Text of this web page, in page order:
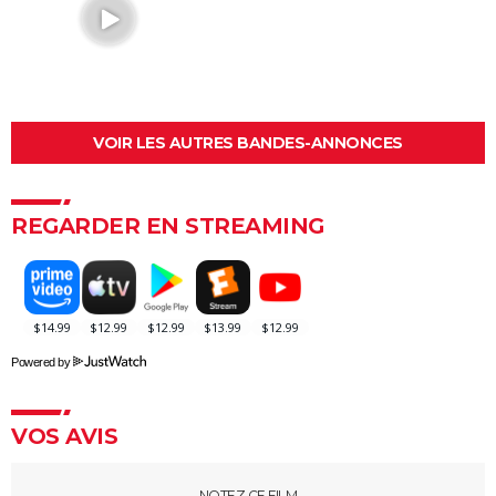
Mission Impossible 8 : Tom Cruise refuse de répondre
à cette question que tout le monde se pose
Mission Impossible 7 : casting, avis, bande-annonce,
Avengers Doomsday : la bande-annonce est enfin
sortie, et on ne comprend plus grand chose au MCU
Tomb Raider : synopsis, Alicia Vikander, streaming,
avis... Tout sur le film sur Lara Croft
Shang Chi : synopsis, casting, scènes post-générique,
streaming, critiques, Disney+...
film ?
Venom : synopsis, casting, streaming, avis... Tout sur
VOIR LES AUTRES BANDES-ANNONCES
REGARDER EN STREAMING
Powered by
VOS AVIS